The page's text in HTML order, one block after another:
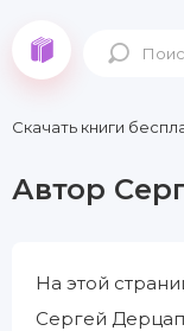
Скачать книги
Автор
На этой
Сергей